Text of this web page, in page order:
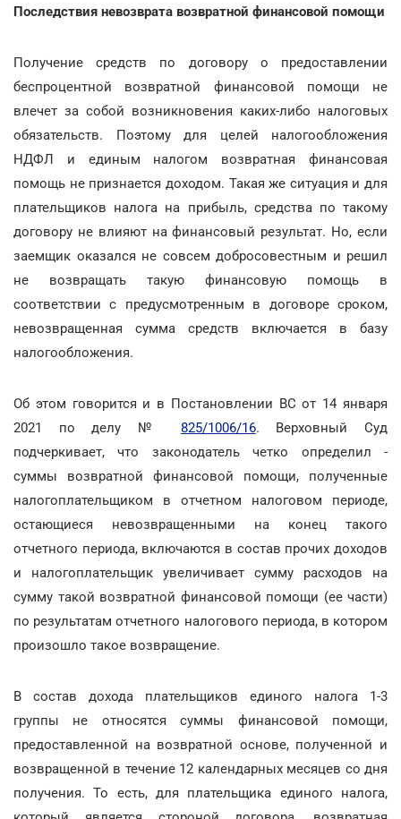
Последствия невозврата возвратной финансовой помощи
Получение средств по договору о предоставлении
беспроцентной возвратной финансовой помощи не
влечет за собой возникновения каких-либо налоговых
обязательств. Поэтому для целей налогообложения
НДФЛ и единым налогом возвратная финансовая
помощь не признается доходом. Такая же ситуация и для
плательщиков налога на прибыль, средства по такому
договору не влияют на финансовый результат. Но, если
заемщик оказался не совсем добросовестным и решил
не возвращать такую финансовую помощь в
соответствии с предусмотренным в договоре сроком,
невозвращенная сумма средств включается в базу
налогообложения.
Об этом говорится и в Постановлении ВС от 14 января
2021 по делу № 825/1006/16. Верховный Суд
подчеркивает, что законодатель четко определил -
суммы возвратной финансовой помощи, полученные
налогоплательщиком в отчетном налоговом периоде,
остающиеся невозвращенными на конец такого
отчетного периода, включаются в состав прочих доходов
и налогоплательщик увеличивает сумму расходов на
сумму такой возвратной финансовой помощи (ее части)
по результатам отчетного налогового периода, в котором
произошло такое возвращение.
В состав дохода плательщиков единого налога 1-3
группы не относятся суммы финансовой помощи,
предоставленной на возвратной основе, полученной и
возвращенной в течение 12 календарных месяцев со дня
получения. То есть, для плательщика единого налога,